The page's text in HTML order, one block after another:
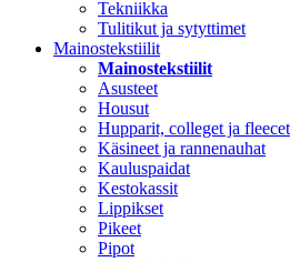
Tekniikka
Tulitikut ja sytyttimet
Mainostekstiilit
Mainostekstiilit
Asusteet
Housut
Hupparit, colleget ja fleecet
Käsineet ja rannenauhat
Kauluspaidat
Kestokassit
Lippikset
Pikeet
Pipot